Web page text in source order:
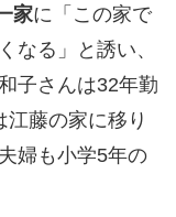
家に「この家で
なる」と誘い、
子さんは32年勤
藤の家に移り
婦も小学5年の